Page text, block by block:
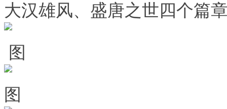
大汉雄风、盛唐之世四个篇
图
图